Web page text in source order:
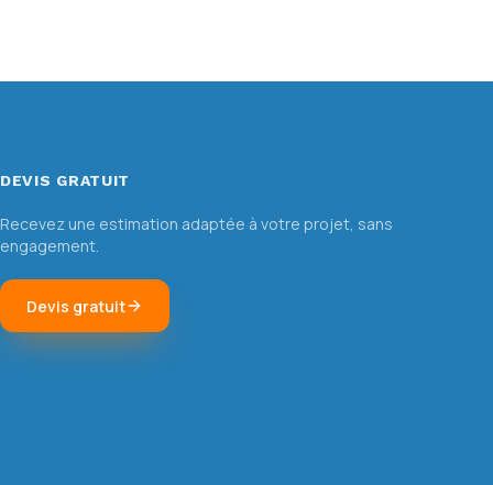
DEVIS GRATUIT
Recevez une estimation adaptée à votre projet, sans
engagement.
Devis gratuit